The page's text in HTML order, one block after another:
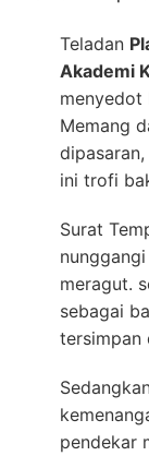
Teladan
Akademi
menyedot
Memang
ini trofi
Surat
meragut.
sebagai
tersimpan
pendekar